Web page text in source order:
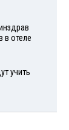
в отеле
учить